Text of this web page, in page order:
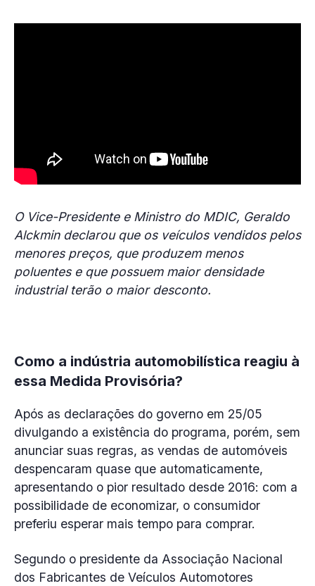
O Vice-Presidente e Ministro do MDIC, Geraldo
Alckmin declarou que os veículos vendidos pelos
menores preços, que produzem menos
poluentes e que possuem maior densidade
industrial terão o maior desconto.
Como a indústria automobilística reagiu à
essa Medida Provisória?
Após as declarações do governo em 25/05
divulgando a existência do programa, porém, sem
anunciar suas regras, as vendas de automóveis
despencaram quase que automaticamente,
apresentando o pior resultado desde 2016: com a
possibilidade de economizar, o consumidor
preferiu esperar mais tempo para comprar.
Segundo o presidente da Associação Nacional
dos Fabricantes de Veículos Automotores